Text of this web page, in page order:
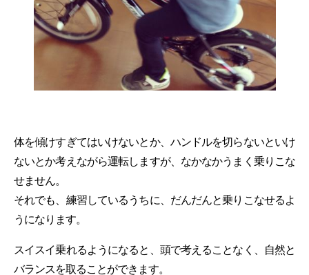
体を傾けすぎてはいけないとか、ハンドルを切らないといけ
ないとか考えながら運転しますが、なかなかうまく乗りこな
せません。
それでも、練習しているうちに、だんだんと乗りこなせるよ
うになります。
スイスイ乗れるようになると、頭で考えることなく、自然と
バランスを取ることができます。